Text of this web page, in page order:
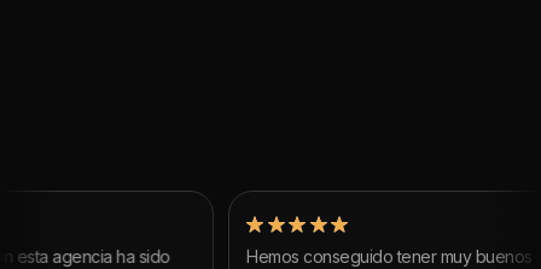
agencia ha sido
Hemos conseguido tener muy buenos